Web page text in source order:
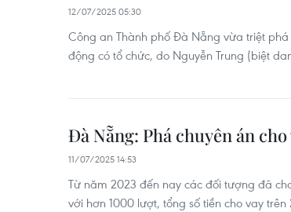
12/07/2025 05:30
Công an Thành phố Đà Nẵng vừa triệt
động có tổ chức, do Nguyễn Trung (biệt
Đà Nẵng: Phá chuyên án
11/07/2025 14:53
Từ năm 2023 đến nay các đối tượng đã
với hơn 1000 lượt, tổng số tiền cho vay